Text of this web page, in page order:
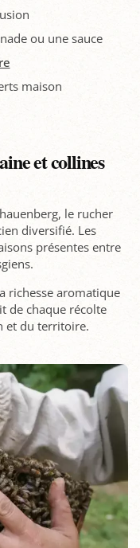
ou une sauce
maison
et collines
le rucher
diversifié. Les
présentes entre
richesse aromatique
de chaque récolte
et du territoire.